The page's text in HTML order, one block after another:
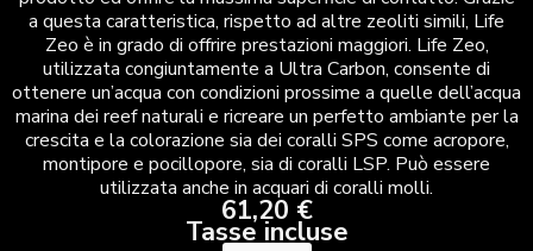
a questa caratteristica, rispetto ad altre zeoliti simili, Life
Zeo è in grado di offrire prestazioni maggiori. Life Zeo,
utilizzata congiuntamente a Ultra Carbon, consente di
ottenere un’acqua con condizioni prossime a quelle dell’acqua
marina dei reef naturali e ricreare un perfetto ambiante per la
crescita e la colorazione sia dei coralli SPS come acropore,
montipore e pocillopore, sia di coralli LSP. Può essere
utilizzata anche in acquari di coralli molli.
61,20 €
Tasse incluse